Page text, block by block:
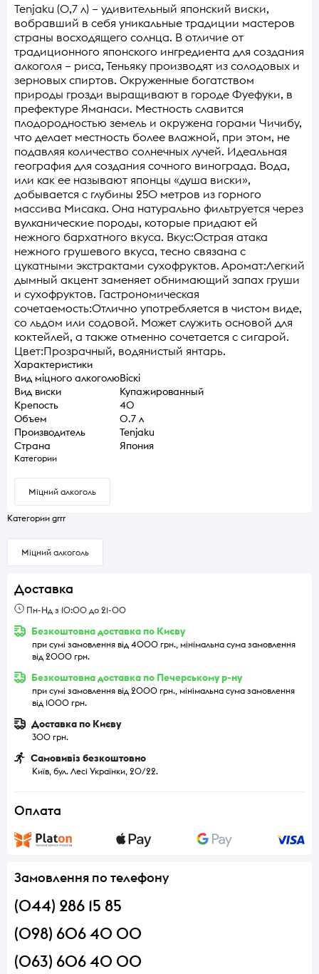
Tenjaku (0,7 л) – удивительный японский виски,
вобравший в себя уникальные традиции мастеров
страны восходящего солнца. В отличие от
традиционного японского ингредиента для создания
алкоголя – риса, Теньяку производят из солодовых и
зерновых спиртов. Окруженные богатством
природы грозди выращивают в городе Фуефуки, в
префектуре Яманаси. Местность славится
плодородностью земель и окружена горами Чичибу,
что делает местность более влажной, при этом, не
подавляя количество солнечных лучей. Идеальная
география для создания сочного винограда. Вода,
или как ее называют японцы «душа виски»,
добывается с глубины 250 метров из горного
массива Мисака. Она натурально фильтруется через
вулканические породы, которые придают ей
нежного бархатного вкуса. Вкус:Острая атака
нежного грушевого вкуса, тесно связана с
цукатными экстрактами сухофруктов. Аромат:Легкий
дымный акцент заменяет обнимающий запах груши
и сухофруктов. Гастрономическая
сочетаемость:Отлично употребляется в чистом виде,
со льдом или содовой. Может служить основой для
коктейлей, а также отменно сочетается с сигарой.
Цвет:Прозрачный, водянистый янтарь.
Характеристики
Вид міцного алкоголюВіскі
Вид виски
Купажированный
Крепость
40
Объем
0.7 л
Производитель
Tenjaku
Страна
Япония
Категории
Міцний алкоголь
Категории grrr
Міцний алкоголь
Доставка
Пн-Нд з 10:00 до 21-00
Безкоштовна доставка по Києву
при сумі замовлення від 4000 грн., мінімальна сума замовлення
від 2000 грн.
Безкоштовна доставка по Печерському р-ну
при сумі замовлення від 2000 грн., мінімальна сума замовлення
від 1000 грн.
Доставка по Києву
300 грн.
Самовивіз безкоштовно
Київ, бул. Лесі Українки, 20/22.
Оплата
Замовлення по телефону
(044) 286 15 85
(098) 606 40 00
(063) 606 40 00